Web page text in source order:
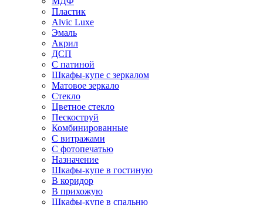
Пластик
Alvic Luxe
Эмаль
Акрил
ДСП
С патиной
Шкафы-купе с зеркалом
Матовое зеркало
Стекло
Цветное стекло
Пескоструй
Комбинированные
С витражами
С фотопечатью
Назначение
Шкафы-купе в гостиную
В коридор
В прихожую
Шкафы-купе в спальню